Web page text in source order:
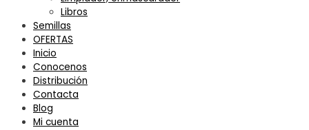
Libros
Semillas
OFERTAS
Inicio
Conocenos
Distribución
Contacta
Blog
Mi cuenta